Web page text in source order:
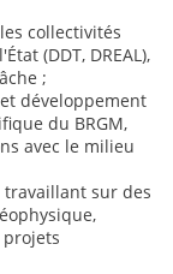
collectivités
(DDT, DREAL),
;
développement
du BRGM,
avec le milieu
sur des